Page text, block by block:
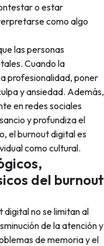
o estar
como algo
las personas
Cuando la
profesionalidad, poner
y ansiedad. Además,
en redes sociales
y profundiza el
el burnout digital es
como cultural.
del burnout
no se limitan al
de la atención y
de memoria y el